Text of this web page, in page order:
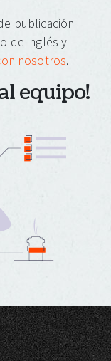
publicación
de inglés y
nosotros.
equipo!